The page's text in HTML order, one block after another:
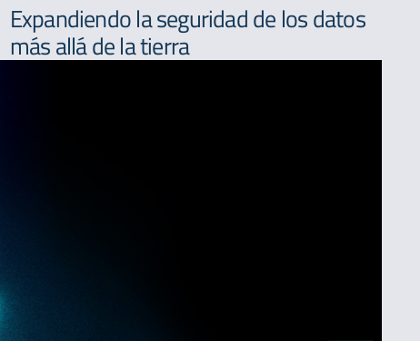
Expandiendo la seguridad de los datos
más allá de la tierra